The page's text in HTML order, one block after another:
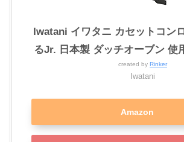
Iwatani イワタニ カセットコン
るJr. 日本製 ダッチオーブン 使
created by Rinker
Iwatani
Amazon